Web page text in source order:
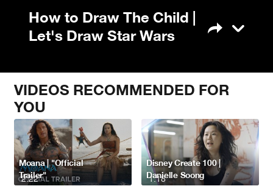
How to Draw The Child |
Let's Draw Star Wars
VIDEOS RECOMMENDED FOR
YOU
2:22
Moana | "Official
Trailer"
1:18
Disney Create 100 |
Danielle Soong